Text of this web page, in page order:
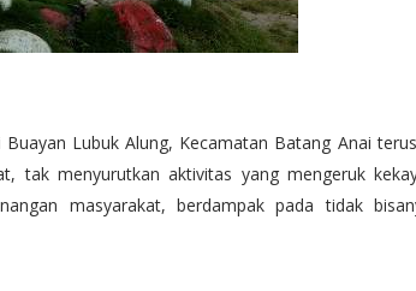
Lubuk Alung, Kecamatan Batang Anai
tak menyurutkan aktivitas yang mengeruk
masyarakat, berdampak pada tidak